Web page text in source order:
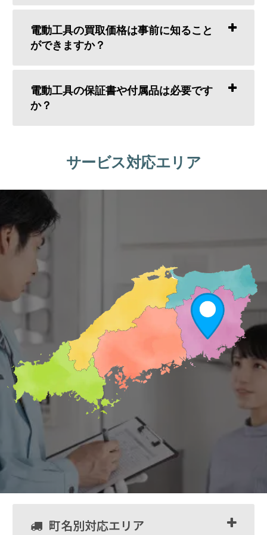
電動工具の買取価格は事前に知ること
ができますか？
電動工具の保証書や付属品は必要です
か？
サービス対応エリア
町名別対応エリア